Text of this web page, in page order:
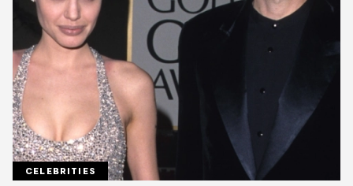
CELEBRITIES